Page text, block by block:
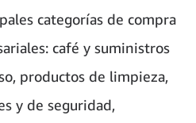
categorías de compra
café y suministros
productos de limpieza,
y de seguridad,